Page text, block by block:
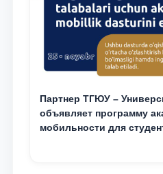
Партнер ТГЮУ –
объявляет программу
мобильности для